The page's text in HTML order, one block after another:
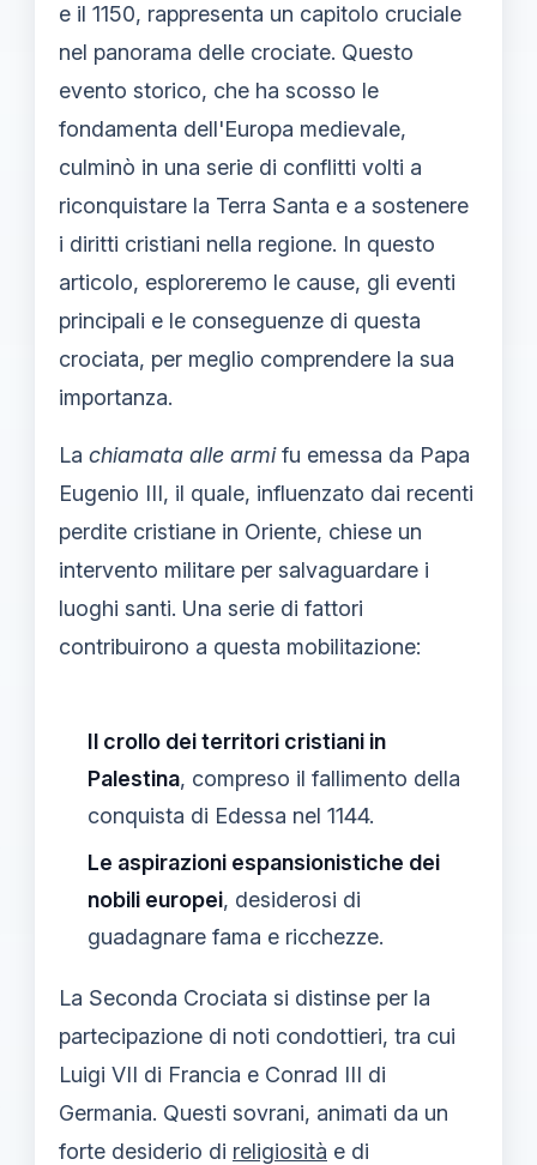
e il 1150, rappresenta un capitolo cruciale
nel panorama delle crociate. Questo
evento storico, che ha scosso le
fondamenta dell'Europa medievale,
culminò in una serie di conflitti volti a
riconquistare la Terra Santa e a sostenere
i diritti cristiani nella regione. In questo
articolo, esploreremo le cause, gli eventi
principali e le conseguenze di questa
crociata, per meglio comprendere la sua
importanza.
La chiamata alle armifu emessa da Papa
Eugenio III, il quale, influenzato dai recenti
perdite cristiane in Oriente, chiese un
intervento militare per salvaguardare i
luoghi santi. Una serie di fattori
contribuirono a questa mobilitazione:
Il crollo dei territori cristiani in
Palestina, compreso il fallimento della
conquista di Edessa nel 1144.
Le aspirazioni espansionistiche dei
nobili europei, desiderosi di
guadagnare fama e ricchezze.
La Seconda Crociata si distinse per la
partecipazione di noti condottieri, tra cui
Luigi VII di Francia e Conrad III di
Germania. Questi sovrani, animati da un
forte desiderio di religiosità e di